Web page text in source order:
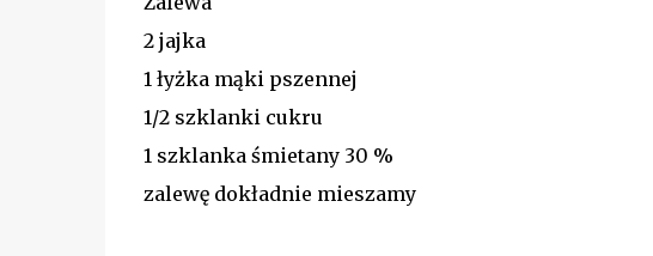
2 jajka
1 łyżka mąki pszennej
1/2 szklanki cukru
1 szklanka śmietany 30 %
zalewę dokładnie mieszamy